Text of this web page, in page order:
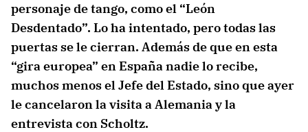
personaje de tango, como el “León
Desdentado”. Lo ha intentado, pero todas las
puertas se le cierran. Además de que en esta
“gira europea” en España nadie lo recibe,
muchos menos el Jefe del Estado, sino que ayer
le cancelaron la visita a Alemania y la
entrevista con Scholtz.